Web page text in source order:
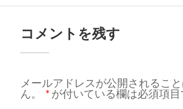
コメントを残す
メールアドレスが公開されるこ
ん。
*が付いている欄は必須項目